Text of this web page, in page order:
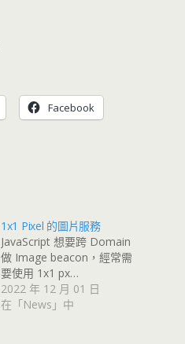
Facebook
1x1 Pixel 的圖片服務
JavaScript 想要跨 Domain
做 Image beacon，經常需
要使用 1x1 px…
2022 年 12 月 01 日
在「News」中